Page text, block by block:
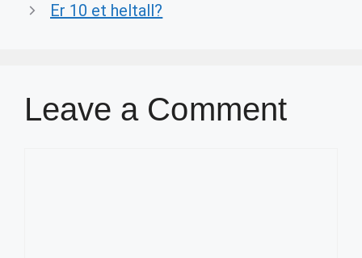
Er 10 et heltall?
Leave a Comment